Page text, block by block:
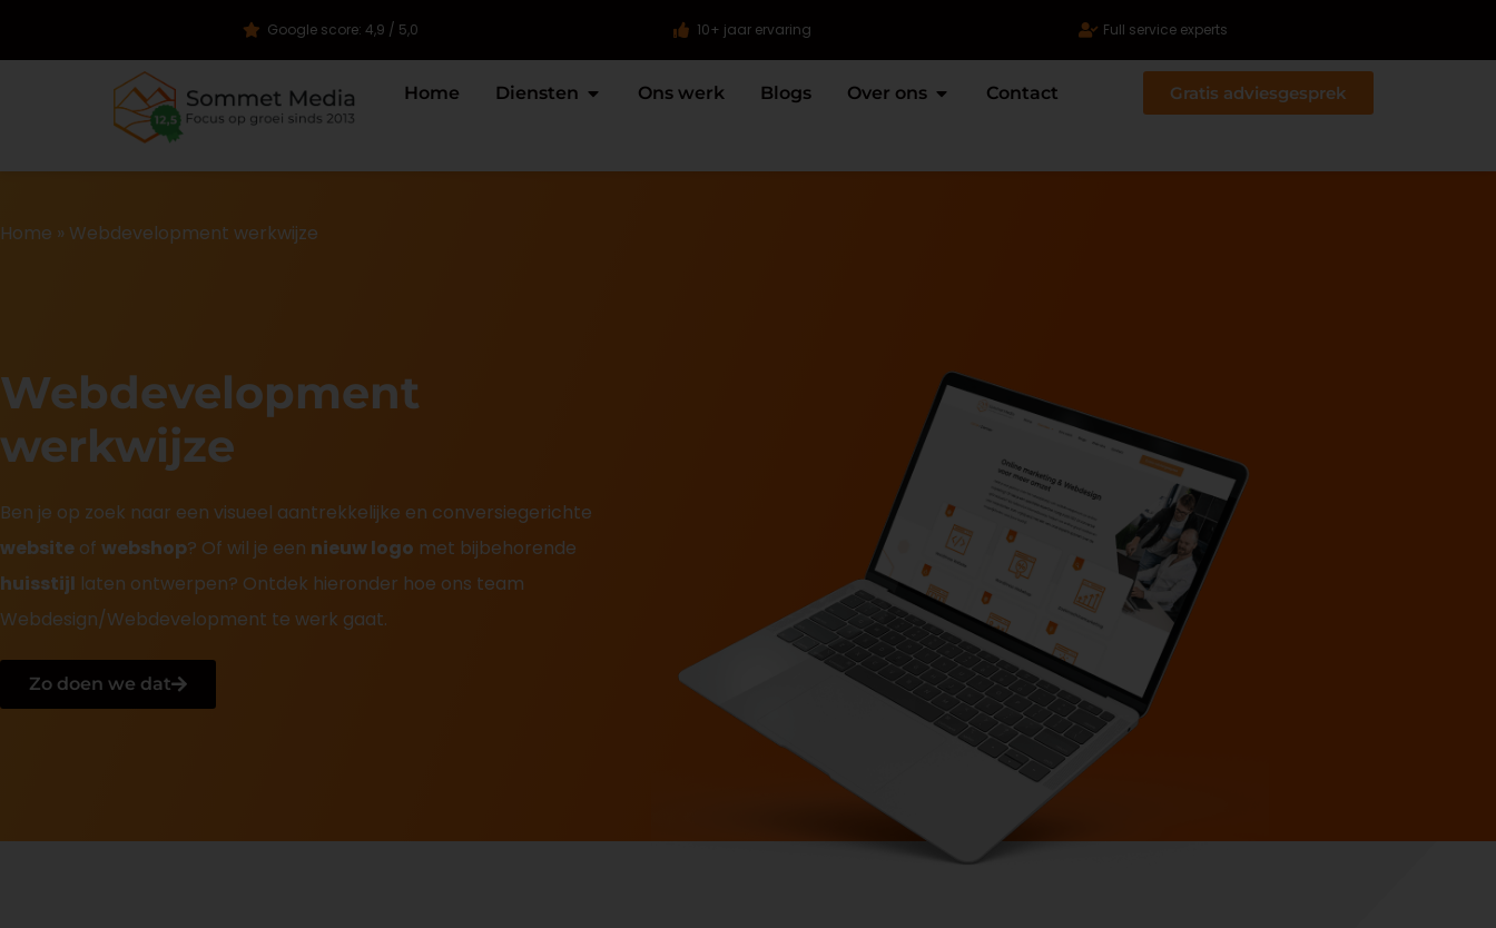
Google score: 4,9 / 5,0 10+ jaar ervaring Full service experts
Home Diensten Ons werk Blogs Over ons Contact Gratis adviesgesprek
Home » Webdevelopment werkwijze
Webdevelopment
werkwijze
Ben je op zoek naar een visueel aantrekkelijke en conversiegerichte
website of webshop? Of wil je een nieuw logo met bijbehorende
huisstijl laten ontwerpen? Ontdek hieronder hoe ons team
Webdesign/Webdevelopment te werk gaat.
Zo doen we dat